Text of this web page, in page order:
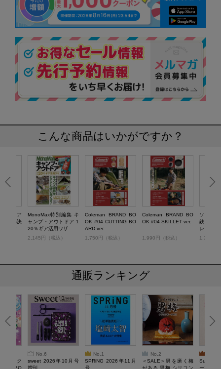
こんな商品はいかがですか？
編集 ア
たを解決
MonoMax特別編集 キ
ャンプ・アウトドア 1
20％ギア活用ワザ
2,145円（税込）
Coleman BRAND BO
OK #04 CUTTING BO
ARD ver.
1,750円（税込）
Coleman BRAND BO
OK #04 SKILLET ver.
1,990円（税込）
ソロキ
鉄フライ
レシピ
1,320円
通販ランキング
るスク
ぷにBO
No.6
sweet 2026年10月号
増刊
No.1
SPRiNG 2026年11月
号
No.2
＜SALE＞男を磨く梅
がある 男梅 シリコン
ーツチャ